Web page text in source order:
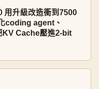
升級改造衝到7500
coding agent、
KV Cache壓進2-bit